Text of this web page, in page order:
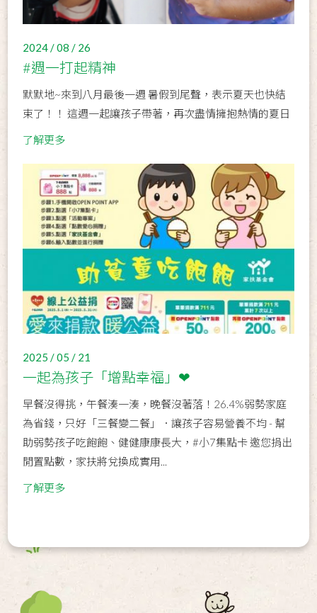
2024 / 08 / 26
#週一打起精神
默默地~來到八月最後一週 暑假到尾聲，表示夏天也快結
束了！！ 這週一起讓孩子帶著，再次盡情擁抱熱情的夏日
了解更多
2025 / 05 / 21
一起為孩子「增點幸福」❤
早餐沒得挑，午餐湊一湊，晚餐沒著落！26.4%弱勢家庭
為省錢，只好「三餐變二餐」．讓孩子容易營養不均 - 幫
助弱勢孩子吃飽飽、健健康康長大，#小7集點卡 邀您捐出
閒置點數，家扶將兌換成實用...
了解更多